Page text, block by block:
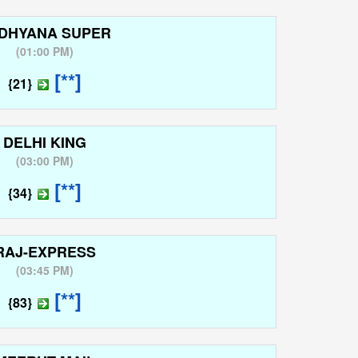
SUPER
(01:00 PM)
{21} [**]
DELHI KING
(03:00 PM)
{34} [**]
EXPRESS
(03:45 PM)
{83} [**]